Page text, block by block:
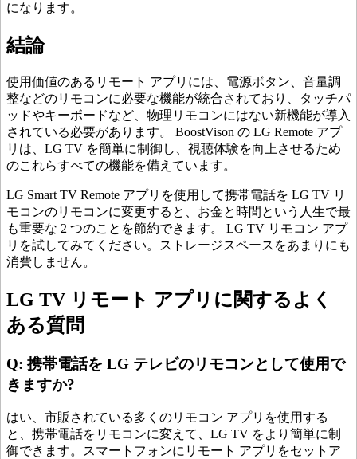
になります。
結論
使用価値のあるリモート アプリには、電源ボタン、音量調
整などのリモコンに必要な機能が統合されており、タッチパ
ッドやキーボードなど、物理リモコンにはない新機能が導入
されている必要があります。 BoostVison の LG Remote アプ
リは、LG TV を簡単に制御し、視聴体験を向上させるため
のこれらすべての機能を備えています。
LG Smart TV Remote アプリを使用して携帯電話を LG TV リ
モコンのリモコンに変更すると、お金と時間という人生で最
も重要な 2 つのことを節約できます。 LG TV リモコン アプ
リを試してみてください。ストレージスペースをあまりにも
消費しません。
LG TV リモート アプリに関するよく
ある質問
Q: 携帯電話を LG テレビのリモコンとして使用で
きますか?
はい、市販されている多くのリモコン アプリを使用する
と、携帯電話をリモコンに変えて、LG TV をより簡単に制
御できます。スマートフォンにリモート アプリをセットア